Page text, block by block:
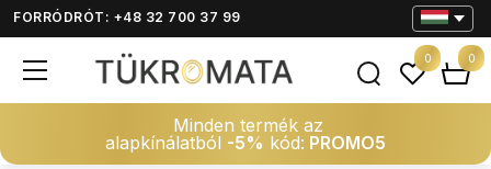
FORRÓDRÓT: +48 32 700 37 99
Minden termék az
alapkínálatból -5% kód: PROMO5
0 0